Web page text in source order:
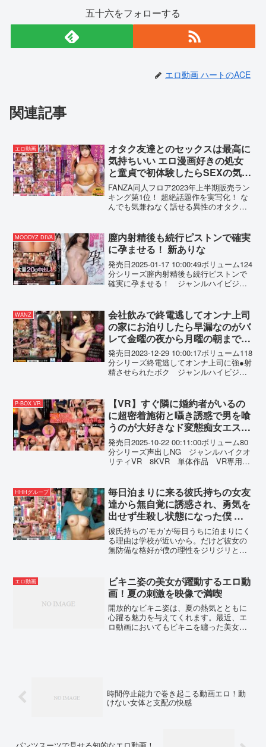
五十六をフォローする
エロ動画 ハートのACE
関連記事
エロ動画
オタク友達とのセックスは最高に
気持ちいい エロ漫画好きの処女
と童貞で初体験したらSEXの気持
ち良さにドハマりして、盛ったよ
うにSEXしまくり中出し三昧！
姫咲はな
FANZA同人フロア2023年上半期販売ラン
キング第1位！ 超絶話題作を実写化！ な
んでも気兼ねなく話せる異性のオタク友
年蓄積してきたエロ知識はダテじゃな
い！ ごっくん・中出し・拘束プレイに電
マ責め！ AV顔負けの積極プレイに貪欲に
快楽を求めイキまくる！-------------------------
---------------------------------------------【おっぱ
い！お尻！キャンペーン2025 プレゼント
ーンにエントリー＆【おっぱい！お尻！
キャンペーン30％OFF第○弾】の表記がつ
いた商品を購入すると購入点数に応じて
特典動画をプレゼント。購入点数やエン
トリー登録などキャンペーンの詳細は、
特設ページでご確認ください。【注意事
項】・プレゼントを受け取るにはキャン
ペーン期間中に特設ページでエントリー
弾ごとに対象商品は入れ替わります。・
月額動画はキャンペーン対象外です。-----
------------------------------------------------------------
-----
MOODYZ DIVA
膣内射精後も続行ピストンで確実
に孕ませる！ 新ありな
発売日2025-01-17 10:00:49ボリューム124
分シリーズ膣内射精後も続行ピストンで
確実に孕ませる！ ジャンルハイビジョ
ーガズム 中出し 女優新ありな 監...
WANZ
会社飲みで終電逃してオンナ上司
の家にお泊りしたら早漏なのがバ
レて金曜の夜から月曜の朝まで強
●射精させられたボク 天川そら
発売日2023-12-29 10:00:17ボリューム118
分シリーズ終電逃してオンナ上司に強●射
精させられたボク ジャンルハイビジョ
ら メーカーワンズファクトリー レ
ー...
P-BOX VR
【VR】すぐ隣に婚約者がいるの
に超密着施術と囁き誘惑で男を喰
うのが大好きなド変態痴女エステ
ティシャン 依本しおり【8K】
発売日2025-10-22 00:11:00ボリューム80
分シリーズ声出しNG ジャンルハイクオ
リティVR 8KVR 単体作品 VR専用
しおり 監督アカギ光一 メーカ...
HHHグループ
毎日泊まりに来る彼氏持ちの女友
達から無自覚に誘惑され、勇気を
出せず生殺し状態になった僕 春
陽モカ
彼氏持ちの’モカ’が毎日うちに泊まりにく
る理由は学校が近いから。だけど彼女の
無防備な格好が僕の理性をジリジリと焼
が寝静まったときにオナニーを始める。
しかしそれが見つかり…。罪悪感が芽生
える間もなく朝まで…学校をサボって…
ずっとセックス。猿のようにヤりまくっ
た僕ら。そしてモカは彼氏の元へ帰って
いった。……はずだったのだが。------------
の表記がついた商品を購入すると購入点
数に応じて特典動画をプレゼント。購入
るにはキャンペーン期間中に特設ページ
エロ動画
ビキニ姿の美女が躍動するエロ動
画！夏の刺激を映像で満喫
開放的なビキニ姿は、夏の熱気とともに
心躍る魅力を与えてくれます。最近、エ
ロ動画においてもビキニを纏った美女た
時間停止能力で巻き起こる動画エロ！動
けない女体と支配の快感